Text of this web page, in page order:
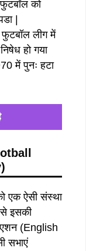
को
|
लीग में
हो गया
में पुनः हटा
एक ऐसी संस्था
इसकी
(English
सभाएं